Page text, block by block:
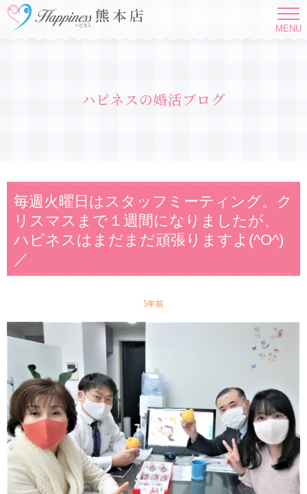
MENU
ハピネスの婚活ブログ
毎週火曜日はスタッフミーティング。ク
リスマスまで１週間になりましたが、
ハピネスはまだまだ頑張りますよ(^O^)
／
5年前